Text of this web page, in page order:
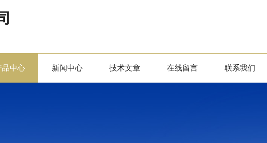
品中心 新闻中心 技术文章 在线留言 联系我们